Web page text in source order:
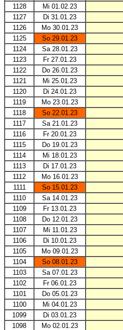
1128
Mi 01.02.23
1127
Di 31.01.23
1126
Mo 30.01.23
1125
So 29.01.23
1124
Sa 28.01.23
1123
Fr 27.01.23
1122
Do 26.01.23
1121
Mi 25.01.23
1120
Di 24.01.23
1119
Mo 23.01.23
1118
So 22.01.23
1117
Sa 21.01.23
1116
Fr 20.01.23
1115
Do 19.01.23
1114
Mi 18.01.23
1113
Di 17.01.23
1112
Mo 16.01.23
1111
So 15.01.23
1110
Sa 14.01.23
1109
Fr 13.01.23
1108
Do 12.01.23
1107
Mi 11.01.23
1106
Di 10.01.23
1105
Mo 09.01.23
1104
So 08.01.23
1103
Sa 07.01.23
1102
Fr 06.01.23
1101
Do 05.01.23
1100
Mi 04.01.23
1099
Di 03.01.23
1098
Mo 02.01.23